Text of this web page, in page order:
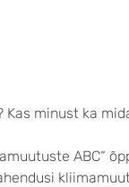
Kas minust ka
ABC“